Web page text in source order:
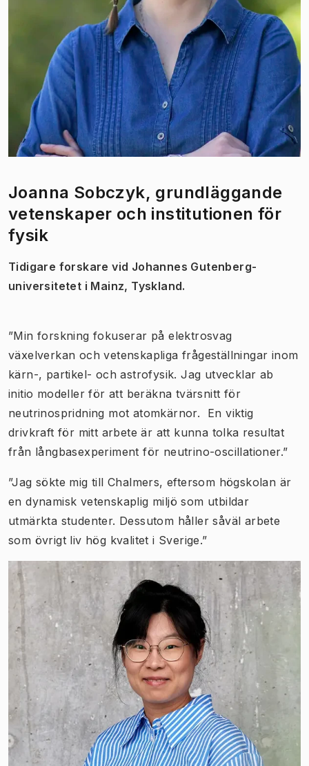
Joanna Sobczyk, grundläggande
vetenskaper och institutionen för
fysik
Tidigare forskare vid Johannes Gutenberg-
universitetet i Mainz, Tyskland.
”Min forskning fokuserar på elektrosvag
växelverkan och vetenskapliga frågeställningar inom
kärn-, partikel- och astrofysik. Jag utvecklar ab
initio modeller för att beräkna tvärsnitt för
neutrinospridning mot atomkärnor. En viktig
drivkraft för mitt arbete är att kunna tolka resultat
från långbasexperiment för neutrino-oscillationer.”
”Jag sökte mig till Chalmers, eftersom högskolan är
en dynamisk vetenskaplig miljö som utbildar
utmärkta studenter. Dessutom håller såväl arbete
som övrigt liv hög kvalitet i Sverige.”